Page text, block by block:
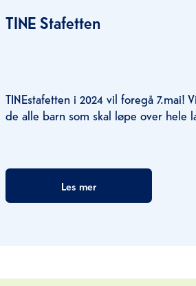
TINE Stafetten
TINEstafetten i 2024 vil foregå 7.mai!
de alle barn som skal løpe over hele
Les mer